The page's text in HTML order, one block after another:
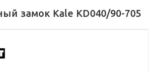
замок Kale KD040/90-705